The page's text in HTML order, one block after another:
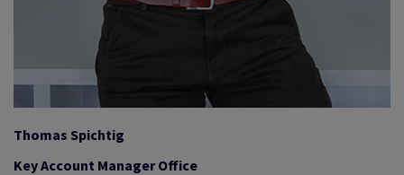
Thomas Spichtig
Key Account Manager Office